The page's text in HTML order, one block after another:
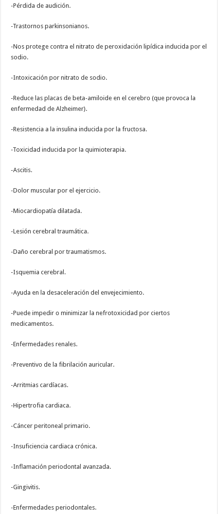
-Pérdida de audición.
-Trastornos parkinsonianos.
-Nos protege contra el nitrato de peroxidación lipídica inducida por el
sodio.
-Intoxicación por nitrato de sodio.
-Reduce las placas de beta-amiloide en el cerebro (que provoca la
enfermedad de Alzheimer).
-Resistencia a la insulina inducida por la fructosa.
-Toxicidad inducida por la quimioterapia.
-Ascitis.
-Dolor muscular por el ejercicio.
-Miocardiopatía dilatada.
-Lesión cerebral traumática.
-Daño cerebral por traumatismos.
-Isquemia cerebral.
-Ayuda en la desaceleración del envejecimiento.
-Puede impedir o minimizar la nefrotoxicidad por ciertos
medicamentos.
-Enfermedades renales.
-Preventivo de la fibrilación auricular.
-Arritmias cardíacas.
-Hipertrofia cardiaca.
-Cáncer peritoneal primario.
-Insuficiencia cardiaca crónica.
-Inflamación periodontal avanzada.
-Gingivitis.
-Enfermedades periodontales.